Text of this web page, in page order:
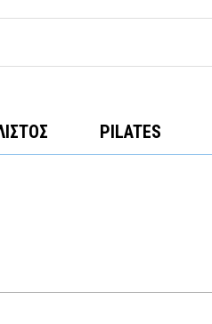
PILATES